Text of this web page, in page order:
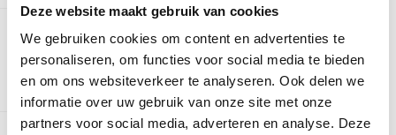
Deze website maakt gebruik van cookies
We gebruiken cookies om content en advertenties te
personaliseren, om functies voor social media te bieden
en om ons websiteverkeer te analyseren. Ook delen we
informatie over uw gebruik van onze site met onze
partners voor social media, adverteren en analyse. Deze
Dit neem je mee